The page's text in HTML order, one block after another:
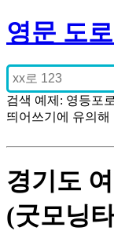
영문 도
검색 예제: 영등포
띄어쓰기에 유의해
경기도
(굿모닝